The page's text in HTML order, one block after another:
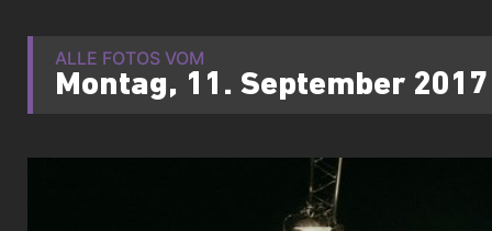
ALLE FOTOS VOM
Montag, 11. September 2017